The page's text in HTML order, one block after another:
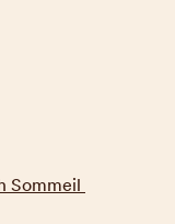
Sommeil